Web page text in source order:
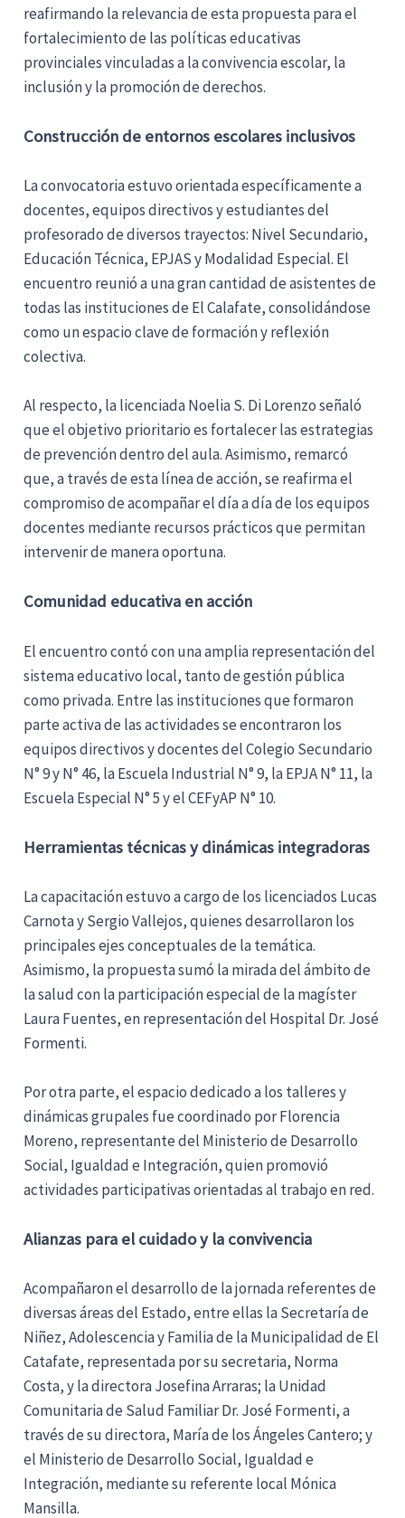
reafirmando la relevancia de esta propuesta para el
fortalecimiento de las políticas educativas
provinciales vinculadas a la convivencia escolar, la
inclusión y la promoción de derechos.
Construcción de entornos escolares inclusivos
La convocatoria estuvo orientada específicamente a
docentes, equipos directivos y estudiantes del
profesorado de diversos trayectos: Nivel Secundario,
Educación Técnica, EPJAS y Modalidad Especial. El
encuentro reunió a una gran cantidad de asistentes de
todas las instituciones de El Calafate, consolidándose
como un espacio clave de formación y reflexión
colectiva.
Al respecto, la licenciada Noelia S. Di Lorenzo señaló
que el objetivo prioritario es fortalecer las estrategias
de prevención dentro del aula. Asimismo, remarcó
que, a través de esta línea de acción, se reafirma el
compromiso de acompañar el día a día de los equipos
docentes mediante recursos prácticos que permitan
intervenir de manera oportuna.
Comunidad educativa en acción
El encuentro contó con una amplia representación del
sistema educativo local, tanto de gestión pública
como privada. Entre las instituciones que formaron
parte activa de las actividades se encontraron los
equipos directivos y docentes del Colegio Secundario
N° 9 y N° 46, la Escuela Industrial N° 9, la EPJA N° 11, la
Escuela Especial N° 5 y el CEFyAP N° 10.
Herramientas técnicas y dinámicas integradoras
La capacitación estuvo a cargo de los licenciados Lucas
Carnota y Sergio Vallejos, quienes desarrollaron los
principales ejes conceptuales de la temática.
Asimismo, la propuesta sumó la mirada del ámbito de
la salud con la participación especial de la magíster
Laura Fuentes, en representación del Hospital Dr. José
Formenti.
Por otra parte, el espacio dedicado a los talleres y
dinámicas grupales fue coordinado por Florencia
Moreno, representante del Ministerio de Desarrollo
Social, Igualdad e Integración, quien promovió
actividades participativas orientadas al trabajo en red.
Alianzas para el cuidado y la convivencia
Acompañaron el desarrollo de la jornada referentes de
diversas áreas del Estado, entre ellas la Secretaría de
Niñez, Adolescencia y Familia de la Municipalidad de El
Catafate, representada por su secretaria, Norma
Costa, y la directora Josefina Arraras; la Unidad
Comunitaria de Salud Familiar Dr. José Formenti, a
través de su directora, María de los Ángeles Cantero; y
el Ministerio de Desarrollo Social, Igualdad e
Integración, mediante su referente local Mónica
Mansilla.